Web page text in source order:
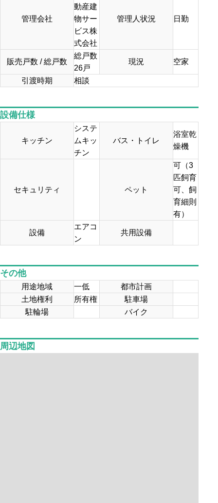
管理会社
動産建
物サー
ビス株
式会社
管理人状況 日勤
販売戸数 / 総戸数
総戸数
26戸
現況 空家
引渡時期 相談
設備仕様
キッチン
システ
ムキッ
チン
バス・トイレ
浴室乾
燥機
セキュリティ ペット
可（3
匹飼育
可、飼
育細則
有）
設備
エアコ
ン
共用設備
その他
用途地域 一低
都市計画
土地権利
所有権
駐車場
駐輪場
バイク
周辺地図